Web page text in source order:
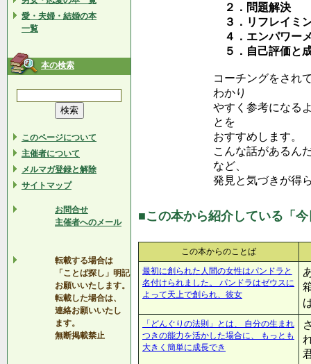
愛・夫婦・結婚の本
一覧
本の検索
このページについて
主催者について
メルマガ登録と解除
サイトマップ
お問合せ
主催者へのメール
転載する場合は
「ことば探し」明記
お願いいたします。
転載した場合は、
連絡お願いいたし
ます。
無断掲載禁止
２．問題解決
３．リフレイミ
４．エンパワー
５．自己評価と
コーチングをされ
わかり
やすく参考になる
とを
おすすめします。
こんな話があるん
など、
発見と気づきが得
■この本から紹介している「
この本からのことば
最初に創られた人間の女性はパンドラと
名付けられました。 パンドラはゼウスに
よって天上で創られ、彼女
「どんぐりの法則」とは、 自分の生まれ
つきの能力を活かした場合に、 もっとも
大きく簡単に成長でき